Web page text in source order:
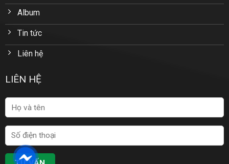
Album
Tin tức
Liên hệ
LIÊN HỆ